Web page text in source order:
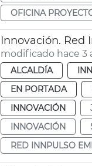
OFICINA
Innovación. Red
modificado hace 3
ALCALDÍA
EN PORTADA
INNOVACIÓN
INNOVACIÓN
RED INNPULSO